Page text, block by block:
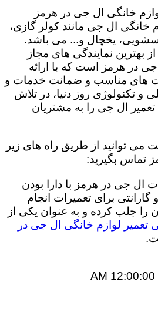
خانگی ال جی در هرمز
خانگی ال جی مانند کولر گازی،
یخچال و... می باشد.
نمایندگی های مجاز
در هرمز است که با ارائه
های مناسب و ضمانت خدمات و
و تکنولوژی روز دنیا، در تلاش
ال جی را به مشتریان
می توانید از طریق راه های زیر
تماس بگیرید:
جی در هرمز با دارا بودن
برای تعمیرات انجام
را جلب کرده و به عنوان یکی از
تعمیر لوازم خانگی ال جی در